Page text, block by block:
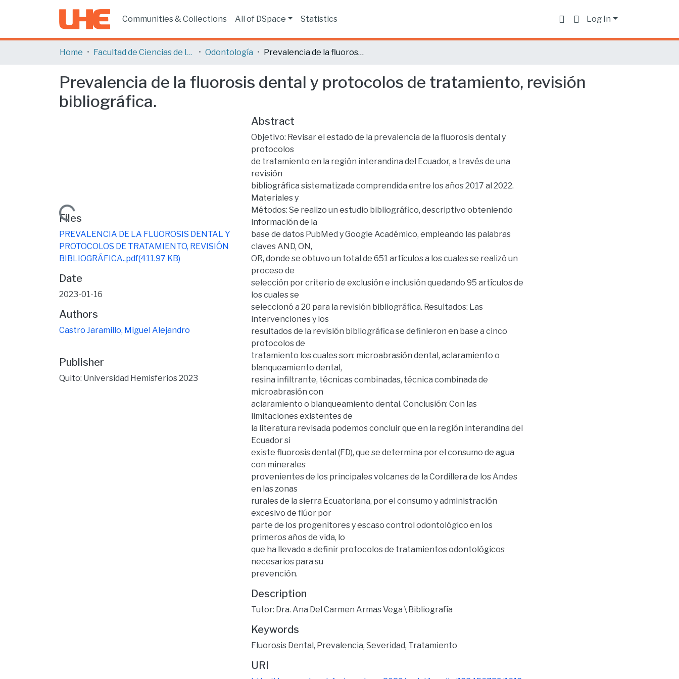
Communities & Collections All of DSpace Statistics Log In
Home Facultad de Ciencias de la Salud Odontología Prevalencia de la fluorosis dental y protocolos de tratamiento, revisión bibliográfica.
Prevalencia de la fluorosis dental y protocolos de tratamiento, revisión
bibliográfica.
Loading...
Files
PREVALENCIA DE LA FLUOROSIS DENTAL Y
PROTOCOLOS DE TRATAMIENTO, REVISIÓN
BIBLIOGRÁFICA..pdf(411.97 KB)
Date
2023-01-16
Authors
Castro Jaramillo, Miguel Alejandro
Publisher
Quito: Universidad Hemisferios 2023
Abstract
Objetivo: Revisar el estado de la prevalencia de la fluorosis dental y
protocolos
de tratamiento en la región interandina del Ecuador, a través de una
revisión
bibliográfica sistematizada comprendida entre los años 2017 al 2022.
Materiales y
Métodos: Se realizo un estudio bibliográfico, descriptivo obteniendo
información de la
base de datos PubMed y Google Académico, empleando las palabras
claves AND, ON,
OR, donde se obtuvo un total de 651 artículos a los cuales se realizó un
proceso de
selección por criterio de exclusión e inclusión quedando 95 artículos de
los cuales se
seleccionó a 20 para la revisión bibliográfica. Resultados: Las
intervenciones y los
resultados de la revisión bibliográfica se definieron en base a cinco
protocolos de
tratamiento los cuales son: microabrasión dental, aclaramiento o
blanqueamiento dental,
resina infiltrante, técnicas combinadas, técnica combinada de
microabrasión con
aclaramiento o blanqueamiento dental. Conclusión: Con las
limitaciones existentes de
la literatura revisada podemos concluir que en la región interandina del
Ecuador si
existe fluorosis dental (FD), que se determina por el consumo de agua
con minerales
provenientes de los principales volcanes de la Cordillera de los Andes
en las zonas
rurales de la sierra Ecuatoriana, por el consumo y administración
excesivo de flúor por
parte de los progenitores y escaso control odontológico en los
primeros años de vida, lo
que ha llevado a definir protocolos de tratamientos odontológicos
necesarios para su
prevención.
Description
Tutor: Dra. Ana Del Carmen Armas Vega \ Bibliografía
Keywords
Fluorosis Dental, Prevalencia, Severidad, Tratamiento
URI